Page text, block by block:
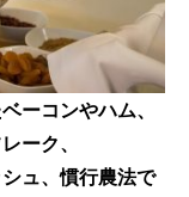
ーコンやハム、
ーク、
ュ、慣行農法で